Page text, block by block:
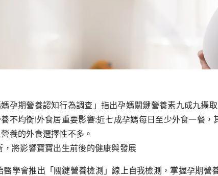
孕期營養認知行為調查」指出孕媽關鍵營養素九成九攝
不均衡!外食居重要影響:近七成孕媽每日至少外食一餐，
養的外食選擇性不多。
將影響寶寶出生前後的健康與發展
醫學會推出「關鍵營養檢測」線上自我檢測，掌握孕期營